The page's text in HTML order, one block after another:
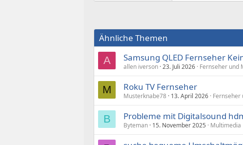
Ähnliche Themen
A Samsung QLED Fernseher
allen iverson 23. Juli 2026 Fernseher und
M Roku TV Fernseher
Musterknabe78 13. April 2026 Fernseher
B Probleme mit Digitalsound
Byteman 15. November 2025 Multimedia